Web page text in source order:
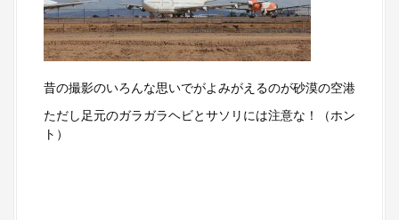
昔の撮影のいろんな思いでがよみがえるのが砂漠の空港
ただし足元のガラガラヘビとサソリには注意な！（ホン
ト）